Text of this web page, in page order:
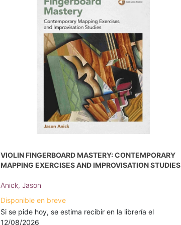
VIOLIN FINGERBOARD MASTERY: CONTEMPORARY
MAPPING EXERCISES AND IMPROVISATION STUDIES
Anick, Jason
Disponible en breve
Si se pide hoy, se estima recibir en la librería el
12/08/2026